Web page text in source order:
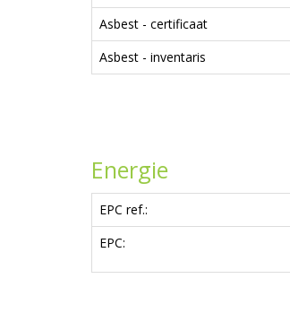
Asbest - certificaat
Asbest - inventaris
Energie
EPC ref.:
EPC: